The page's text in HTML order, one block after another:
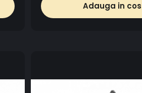
Adauga in cos